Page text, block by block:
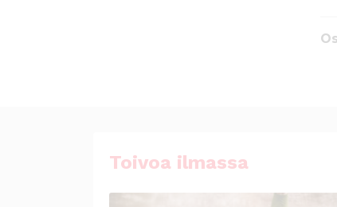
Toivoa ilmassa